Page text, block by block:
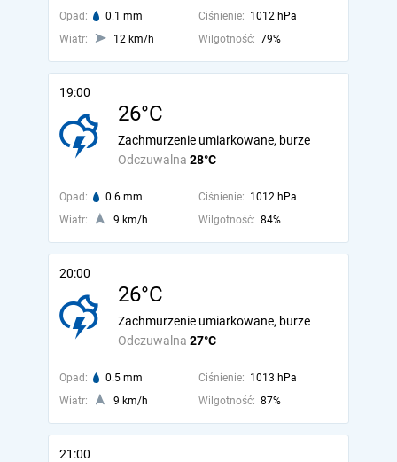
Opad: 0.1 mm Ciśnienie: 1012 hPa
Wiatr:
12 km/h Wilgotność: 79%
19:00
26°C
Odczuwalna 28°C
Zachmurzenie umiarkowane, burze
Opad: 0.6 mm Ciśnienie: 1012 hPa
Wiatr:
9 km/h Wilgotność: 84%
20:00
26°C
Odczuwalna 27°C
Zachmurzenie umiarkowane, burze
Opad: 0.5 mm Ciśnienie: 1013 hPa
Wiatr:
9 km/h Wilgotność: 87%
21:00